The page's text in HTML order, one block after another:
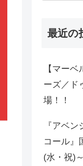
最近の
【マー
ーズ／ド
場！！
『アベ
コール』
(水・祝)